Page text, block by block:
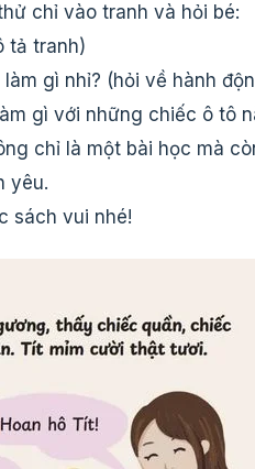
chỉ vào tranh và hỏi bé:
tả tranh)
gì nhỉ? (hỏi về hành
gì với những chiếc ô tô
chỉ là một bài học mà
yêu.
sách vui nhé!